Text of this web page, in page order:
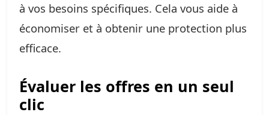
à vos besoins spécifiques. Cela vous aide à
économiser et à obtenir une protection plus
efficace.
Évaluer les offres en un seul
clic